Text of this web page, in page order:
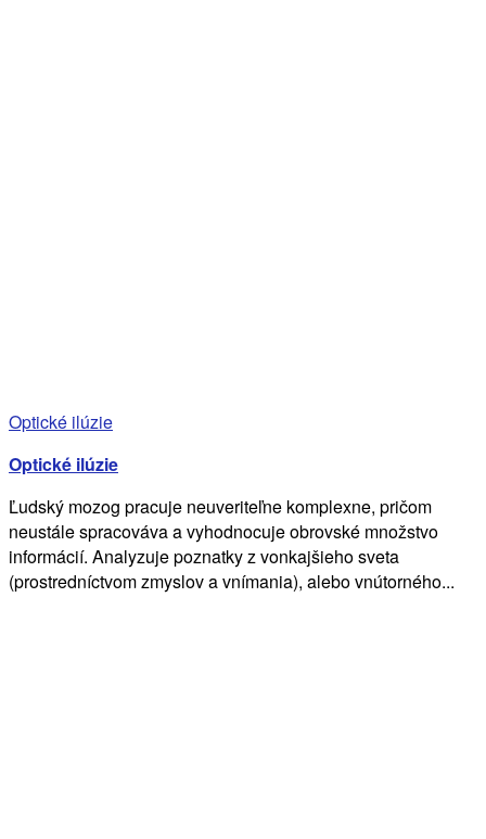
Optické ilúzie
Optické ilúzie
Ľudský mozog pracuje neuveriteľne komplexne, pričom
neustále spracováva a vyhodnocuje obrovské množstvo
informácií. Analyzuje poznatky z vonkajšieho sveta
(prostredníctvom zmyslov a vnímania), alebo vnútorného...